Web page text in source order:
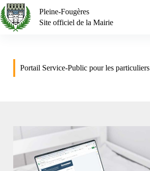
Pleine-Fougères
Site officiel de la Mairie
Portail Service-Public pour les particuliers